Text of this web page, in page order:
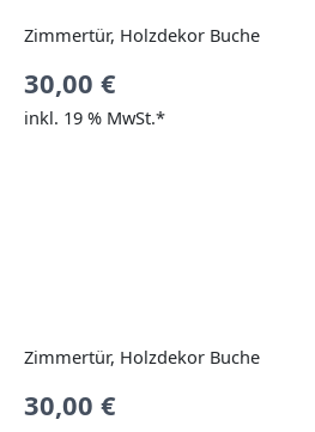
Zimmertür, Holzdekor Buche
30,00 €
inkl. 19 % MwSt.*
Zimmertür, Holzdekor Buche
30,00 €